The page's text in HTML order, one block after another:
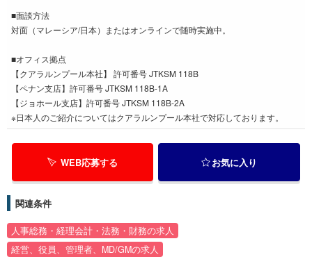
■面談方法
対面（マレーシア/日本）またはオンラインで随時実施中。
■オフィス拠点
【クアラルンプール本社】 許可番号 JTKSM 118B
【ペナン支店】許可番号 JTKSM 118B-1A
【ジョホール支店】許可番号 JTKSM 118B-2A
※日本人のご紹介についてはクアラルンプール本社で対応しております。
WEB応募する お気に入り
関連条件
人事総務・経理会計・法務・財務の求人
経営、役員、管理者、MD/GMの求人